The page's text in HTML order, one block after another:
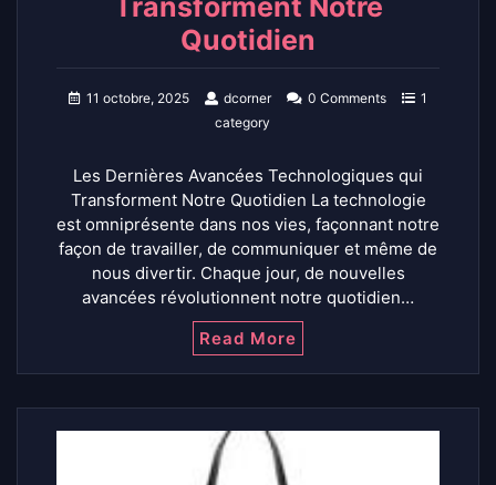
Transforment Notre
Quotidien
11 octobre, 2025 dcorner 0 Comments
1
category
Les Dernières Avancées Technologiques qui
Transforment Notre Quotidien La technologie
est omniprésente dans nos vies, façonnant notre
façon de travailler, de communiquer et même de
nous divertir. Chaque jour, de nouvelles
avancées révolutionnent notre quotidien…
Read More